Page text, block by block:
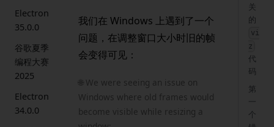
Electron
35.0.0
谷歌夏季
编程大赛
2025
Electron
34.0.0
我们在 Windows 上遇到了一个
问题，在调整窗口大小时旧的帧
会变得可见：
🌐 We were seeing an issue on
Windows where old frames would
become visible while resizing a
关
的
vi
z
代
码
第
个